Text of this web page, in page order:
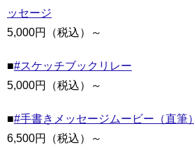
ッセージ
5,000円（税込）～
■#スケッチブックリレー
5,000円（税込）～
■#手書きメッセージムービー（直筆）
6,500円（税込）～